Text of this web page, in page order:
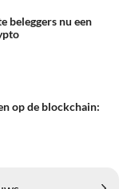
beleggers nu een
op de blockchain: